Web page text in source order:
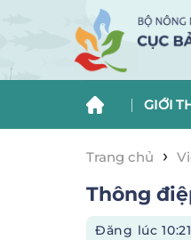
GIỚI
Trang chủ ›
Thông
Đăng lúc